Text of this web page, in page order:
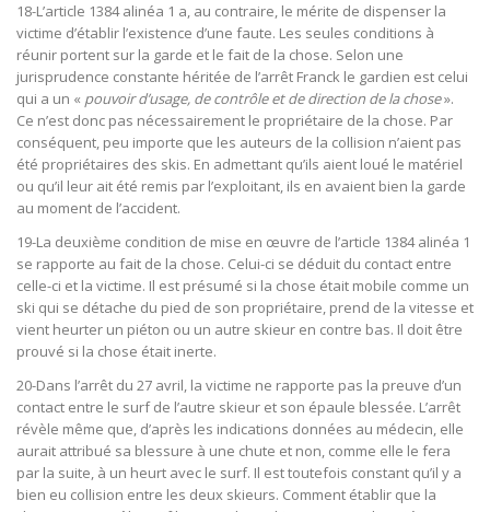
18-L’article 1384 alinéa 1 a, au contraire, le mérite de dispenser la
victime d’établir l’existence d’une faute. Les seules conditions à
réunir portent sur la garde et le fait de la chose. Selon une
jurisprudence constante héritée de l’arrêt Franck le gardien est celui
qui a un « pouvoir d’usage, de contrôle et de direction de la chose».
Ce n’est donc pas nécessairement le propriétaire de la chose. Par
conséquent, peu importe que les auteurs de la collision n’aient pas
été propriétaires des skis. En admettant qu’ils aient loué le matériel
ou qu’il leur ait été remis par l’exploitant, ils en avaient bien la garde
au moment de l’accident.
19-La deuxième condition de mise en œuvre de l’article 1384 alinéa 1
se rapporte au fait de la chose. Celui-ci se déduit du contact entre
celle-ci et la victime. Il est présumé si la chose était mobile comme un
ski qui se détache du pied de son propriétaire, prend de la vitesse et
vient heurter un piéton ou un autre skieur en contre bas. Il doit être
prouvé si la chose était inerte.
20-Dans l’arrêt du 27 avril, la victime ne rapporte pas la preuve d’un
contact entre le surf de l’autre skieur et son épaule blessée. L’arrêt
révèle même que, d’après les indications données au médecin, elle
aurait attribué sa blessure à une chute et non, comme elle le fera
par la suite, à un heurt avec le surf. Il est toutefois constant qu’il y a
bien eu collision entre les deux skieurs. Comment établir que la